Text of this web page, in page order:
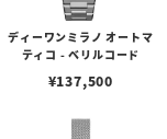
ディーワンミラノ オートマ
ティコ - ベリルコード
¥137,500